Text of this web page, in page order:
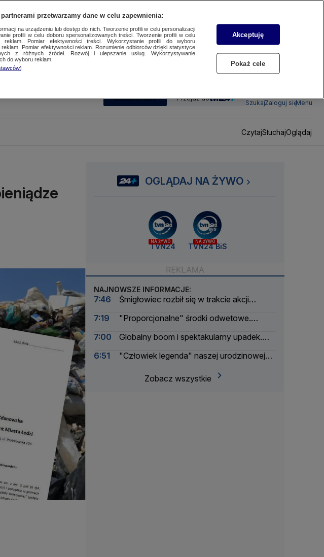
SUBSKRYBUJ Przejdź do
SzukajZaloguj sięMenu
CzytajSłuchajOglądaj
OGLĄDAJ NA ŻYWO
NA ŻYWO
TVN24
NA ŻYWO
TVN24 BiS
NAJNOWSZE INFORMACJE:
7:46
Śmigłowiec rozbił się w trakcie akcji
7:19
"Proporcjonalne" środki odwetowe.
7:00
Globalny boom i spektakularny upadek.
6:51
"Człowiek legenda" naszej urodzinowej
Zobacz wszystkie
przetwarzamy dane w celu zapewnienia:
na urządzeniu lub dostęp do nich. Tworzenie profili w celu personalizacji
profili w celu doboru spersonalizowanych treści. Tworzenie profili w celu
reklam. Pomiar efektywności treści. Wykorzystanie profili do wyboru
Pomiar efektywności reklam. Rozumienie odbiorców dzięki statystyce
z różnych źródeł. Rozwój i ulepszanie usług. Wykorzystywanie
do wyboru reklam.
Akceptuję
Pokaż cele